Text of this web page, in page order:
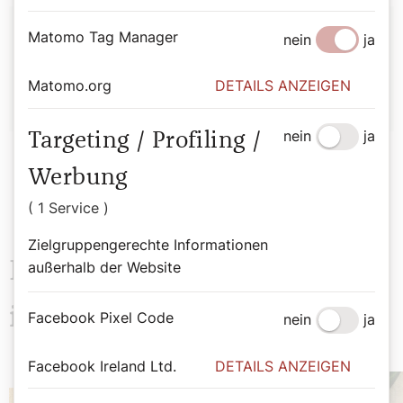
Autor:
Das könnte Sie auch
interessieren
Matomo Tag Manager nein ja
Matomo.org DETAILS ANZEIGEN
Targeting / Profiling /
Werbung
( 1 Service )
Zielgruppengerechte Informationen
außerhalb der Website
nein ja
Facebook Pixel Code nein ja
Facebook Ireland Ltd. DETAILS ANZEIGEN